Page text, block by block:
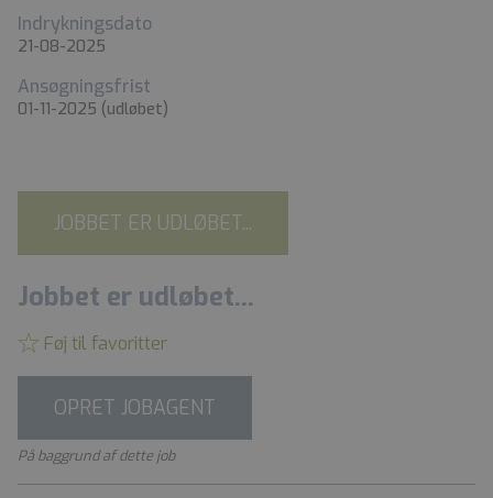
Indrykningsdato
21-08-2025
Ansøgningsfrist
01-11-2025 (udløbet)
JOBBET ER UDLØBET...
Jobbet er udløbet...
Føj til favoritter
OPRET JOBAGENT
På baggrund af dette job